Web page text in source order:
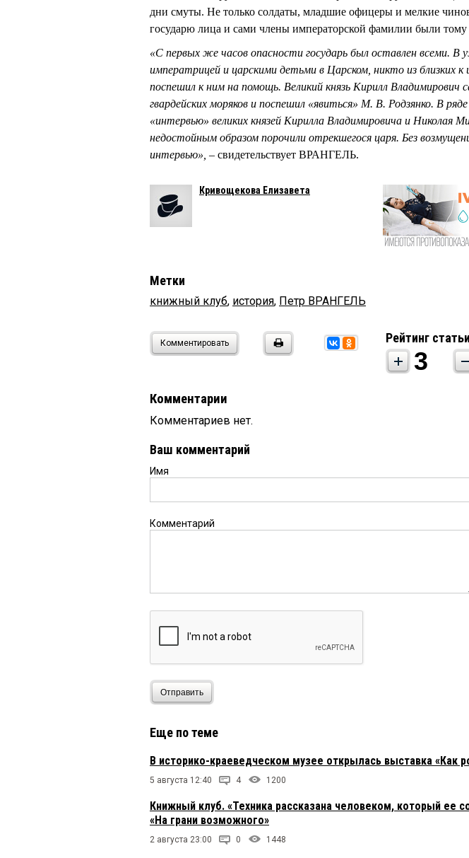
дни смуты. Не только солдаты, младшие офицеры и мелкие
государю лица и сами члены императорской фамилии были
«С первых же часов опасности государь был оставлен всеми.
императрицей и царскими детьми в Царском, никто из близких к
поспешил к ним на помощь. Великий князь Кирилл Владимирович
гвардейских моряков и поспешил «явиться» М. В. Родзянко. В ряде
«интервью» великих князей Кирилла Владимировича и Николая
недостойным образом порочили отрекшегося царя. Без
интервью», – свидетельствует ВРАНГЕЛЬ.
Кривощекова Елизавета
Метки
книжный клуб, история, Петр ВРАНГЕЛЬ
Комментировать Рейтинг статьи
3
Комментарии
Комментариев нет.
Ваш комментарий
Имя
Комментарий
Отправить
Еще по теме
В историко-краеведческом музее открылась выставка «Как
5 августа 12:40 4 1200
Книжный клуб. «Техника рассказана человеком, который ее
«На грани возможного»
2 августа 23:00 0 1448